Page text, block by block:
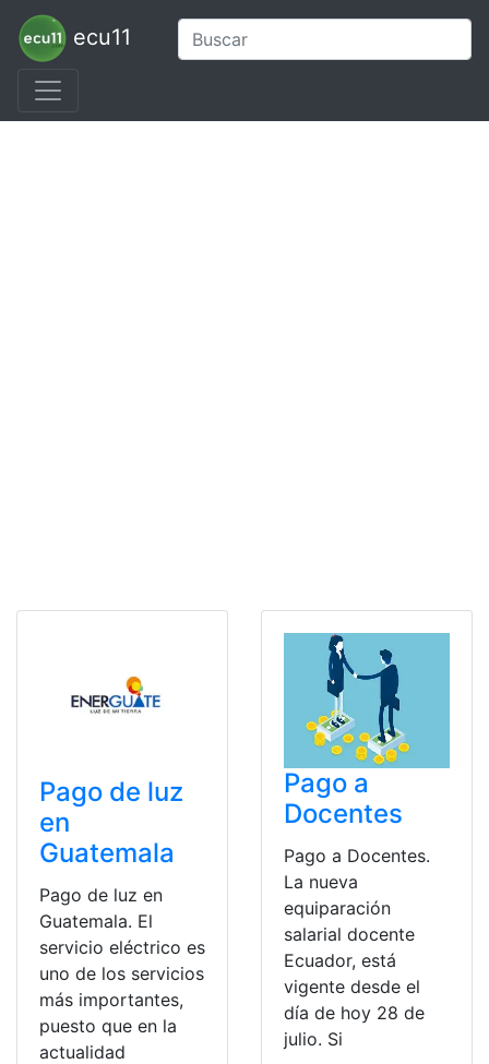
ecu11
Pago de luz
en
Guatemala
Pago de luz en
Guatemala. El
servicio eléctrico es
uno de los servicios
más importantes,
puesto que en la
actualidad
Pago a
Docentes
Pago a Docentes.
La nueva
equiparación
salarial docente
Ecuador, está
vigente desde el
día de hoy 28 de
julio. Si